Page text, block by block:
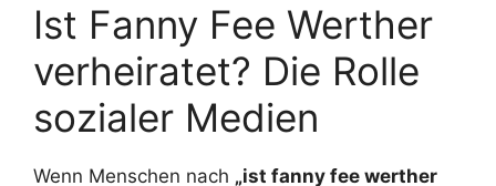
Ist Fanny Fee Werther
verheiratet? Die Rolle
sozialer Medien
Wenn Menschen nach „ist fanny fee werther